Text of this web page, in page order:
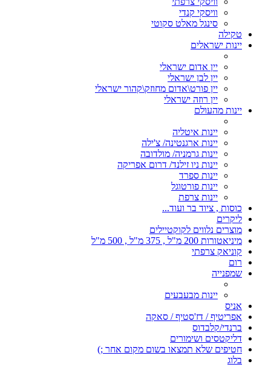
וויסקי קנדי
סינגל מאלט סקוטי
טקילה
יינות ישראלים
יין אדום ישראלי
יין לבן ישראלי
יין פורט\אדום מחוזק\קהור ישראלי
יין רוזה ישראלי
יינות מהעולם
יינות איטליה
יינות ארגנטינה/ צ'ילה
יינות גרמניה/ מולדובה
יינות ניו זילנד/ דרום אפריקה
יינות ספרד
יינות פורטוגל
יינות צרפת
כוסות , ציוד בר ועוד...
ליקרים
מוצרים נלווים לקוקטיילים
מיניאטורות 200 מ"ל , 375 מ"ל , 500 מ"ל
קוניאק צרפתי
רום
שמפנייה
יינות מבעבעים
אניס
אפריטיף / דז'סטיף / סאקה
ברנדי/קלבדוס
דליקטסים ושימורים
חטיפים שלא תמצאו בשום מקום אחר ;)
בלוג